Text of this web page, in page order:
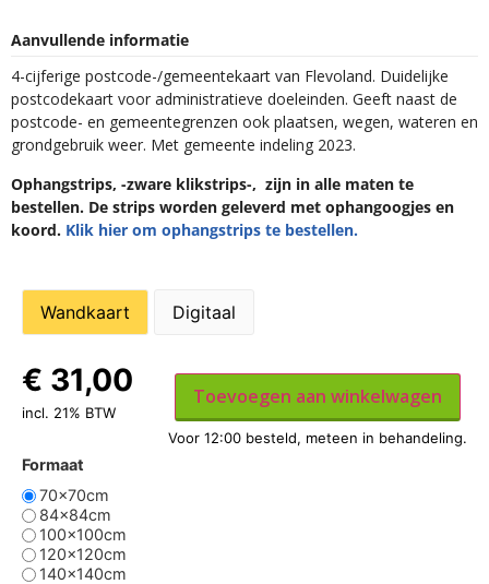
Aanvullende informatie
4-cijferige postcode-/gemeentekaart van Flevoland. Duidelijke
postcodekaart voor administratieve doeleinden. Geeft naast de
postcode- en gemeentegrenzen ook plaatsen, wegen, wateren en
grondgebruik weer. Met gemeente indeling 2023.
Ophangstrips, -zware klikstrips-, zijn in alle maten te
bestellen. De strips worden geleverd met ophangoogjes en
koord. Klik hier om ophangstrips te bestellen.
Wandkaart Digitaal
Formaat
70x70cm
84x84cm
100x100cm
120x120cm
140x140cm
€ 31,00
incl. 21% BTW
Toevoegen aan winkelwagen